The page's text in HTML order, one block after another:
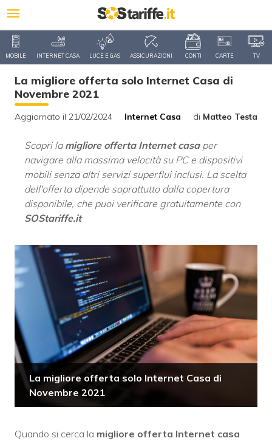
MOBILE INTERNET CASA LUCE E GAS ASSICURAZIONI CONTI CARTE TV
La migliore offerta solo Internet Casa di
Novembre 2021
Aggiornato il 21/02/2024 Internet Casa di Matteo Testa
Scopri la migliore offerta Internet casaper
navigare alla massima velocità su PC e dispositivi
mobili senza altri servizi superflui inclusi. La scelta
dell'offerta dipende soprattutto dalla copertura
disponibile, che puoi verificare gratuitamente con
SOStariffe.it
La migliore offerta solo Internet Casa di
Novembre 2021
Quando si cerca la migliore offerta Internet casa